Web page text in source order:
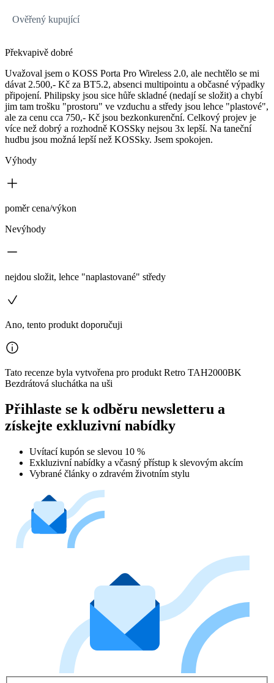
Ověřený kupující
Překvapivě dobré
Uvažoval jsem o KOSS Porta Pro Wireless 2.0, ale nechtělo se mi
dávat 2.500,- Kč za BT5.2, absenci multipointu a občasné výpadky
připojení. Philipsky jsou sice hůře skladné (nedají se složit) a chybí
jim tam trošku "prostoru" ve vzduchu a středy jsou lehce "plastové",
ale za cenu cca 750,- Kč jsou bezkonkurenční. Celkový projev je
více než dobrý a rozhodně KOSSky nejsou 3x lepší. Na taneční
hudbu jsou možná lepší než KOSSky. Jsem spokojen.
Výhody
poměr cena/výkon
Nevýhody
nejdou složit, lehce "naplastované" středy
Ano, tento produkt doporučuji
Tato recenze byla vytvořena pro produkt Retro TAH2000BK
Bezdrátová sluchátka na uši
Přihlaste se k odběru newsletteru a
získejte exkluzivní nabídky
Uvítací kupón se slevou 10 %
Exkluzivní nabídky a včasný přístup k slevovým akcím
Vybrané články o zdravém životním stylu